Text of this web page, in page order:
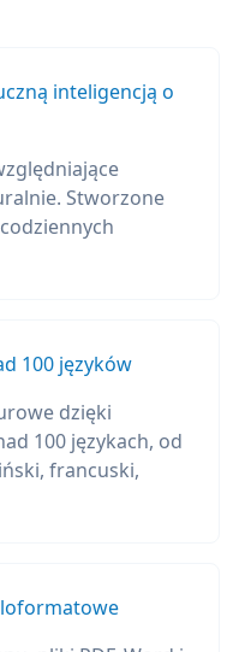
inteligencją o
Stworzone
100 języków
dzięki
100 językach, od
francuski,